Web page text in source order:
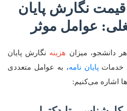
قیمت نگارش پایان
عوامل موثر
دانشجو، میزان هزینه نگارش پایان
خدمات پایان نامه، به عوامل متعددی
اشاره می‌کنیم: